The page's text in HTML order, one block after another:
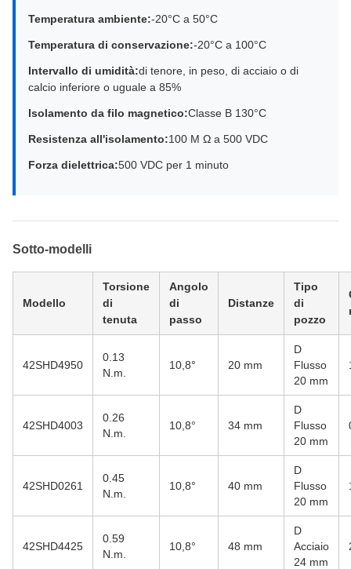
Temperatura ambiente:-20°C a 50°C
Temperatura di conservazione:-20°C a 100°C
Intervallo di umidità:di tenore, in peso, di acciaio o di
calcio inferiore o uguale a 85%
Isolamento da filo magnetico:Classe B 130°C
Resistenza all'isolamento:100 M Ω a 500 VDC
Forza dielettrica:500 VDC per 1 minuto
Sotto-modelli
Modello
Torsione
di
tenuta
Angolo
di
passo
Distanze
Tipo
di
pozzo
42SHD4950
0.13
N.m.
10,8° 20 mm
D
Flusso
20 mm
42SHD4003
0.26
N.m.
10,8° 34 mm
D
Flusso
20 mm
42SHD0261
0.45
N.m.
10,8° 40 mm
D
Flusso
20 mm
42SHD4425
0.59
N.m.
10,8° 48 mm
D
Acciaio
24 mm